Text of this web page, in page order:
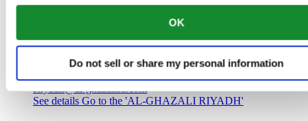
OK
Do not sell or share my personal information
AL-GHAZALI RIYADH
Olaya
Саудовская Аравия
00966 1 4628858
Riyadh@al-ghazalisa.com
See details Go to the 'AL-GHAZALI RIYADH'